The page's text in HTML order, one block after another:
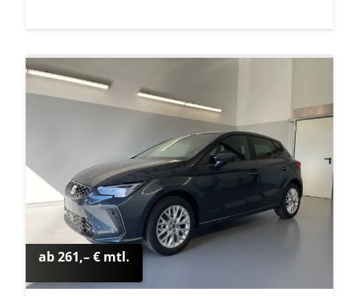
ab 261,– € mtl.